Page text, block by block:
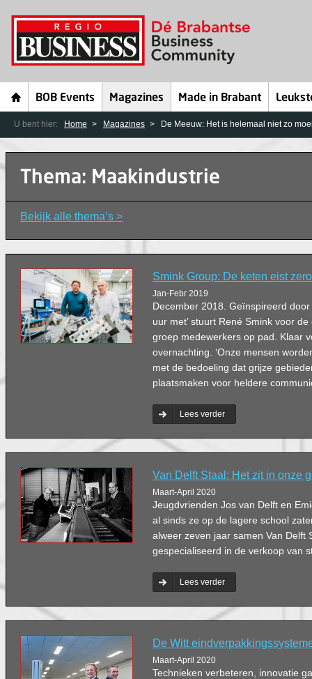
BOB Events Magazines Made in Brabant
U bent hier: Home Magazines De Meeuw: Het is helemaal niet zo
Thema: Maakindustrie
Bekijk alle thema’s >
Smink Group: De keten eist
Jan-Febr 2019
December 2018. Geïnspireerd
uur met’ stuurt René Smink voor
groep medewerkers op pad. Klaar
overnachting. ‘Onze mensen
met de bedoeling dat grijze
plaatsmaken voor heldere
Lees verder
Van Delft Staal: Het zit in onze
Maart-April 2020
Jeugdvrienden Jos van Delft en
al sinds ze op de lagere school
alweer zeven jaar samen Van Delft
gespecialiseerd in de verkoop van
Lees verder
De Witt
Maart-April 2020
Technieken verbeteren, innovatie